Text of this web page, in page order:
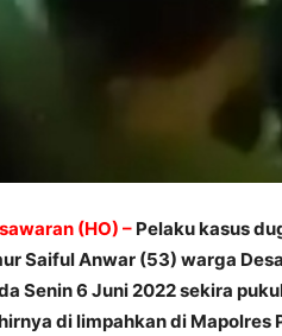
(HO) – Pelaku kasus
Saiful Anwar (53) warga
Senin 6 Juni 2022 sekira
di limpahkan di Mapolres